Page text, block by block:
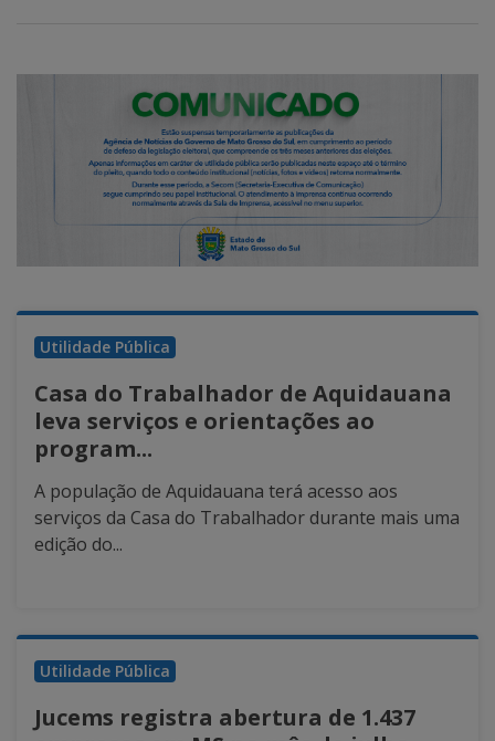
Utilidade Pública
Casa do Trabalhador de Aquidauana
leva serviços e orientações ao
program...
A população de Aquidauana terá acesso aos
serviços da Casa do Trabalhador durante mais uma
edição do...
Utilidade Pública
Jucems registra abertura de 1.437